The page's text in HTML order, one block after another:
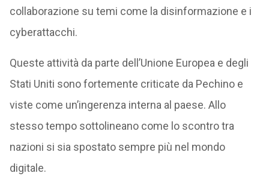
collaborazione su temi come la disinformazione e i
cyberattacchi.
Queste attività da parte dell’Unione Europea e degli
Stati Uniti sono fortemente criticate da Pechino e
viste come un’ingerenza interna al paese. Allo
stesso tempo sottolineano come lo scontro tra
nazioni si sia spostato sempre più nel mondo
digitale.